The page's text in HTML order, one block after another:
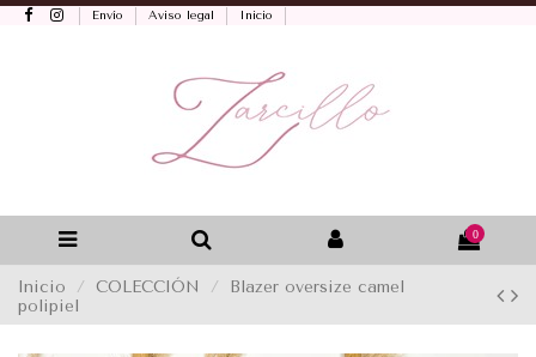
Envío Aviso legal Inicio
0
Inicio COLECCIÓN
Blazer oversize camel
polipiel